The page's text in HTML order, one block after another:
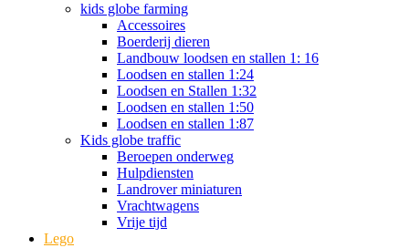
kids globe farming
Accessoires
Boerderij dieren
Landbouw loodsen en stallen 1: 16
Loodsen en stallen 1:24
Loodsen en Stallen 1:32
Loodsen en stallen 1:50
Loodsen en stallen 1:87
Kids globe traffic
Beroepen onderweg
Hulpdiensten
Landrover miniaturen
Vrachtwagens
Vrije tijd
Lego